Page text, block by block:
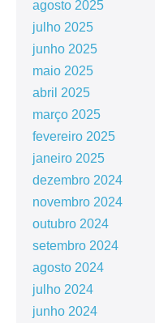
agosto 2025
julho 2025
junho 2025
maio 2025
abril 2025
março 2025
fevereiro 2025
janeiro 2025
dezembro 2024
novembro 2024
outubro 2024
setembro 2024
agosto 2024
julho 2024
junho 2024